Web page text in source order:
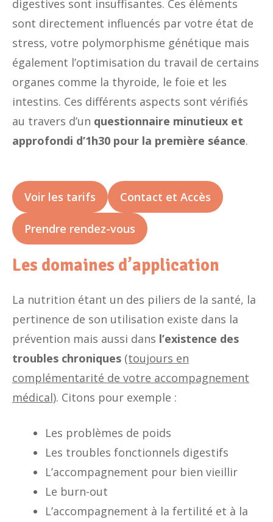
digestives sont insuffisantes. Ces éléments
sont directement influencés par votre état de
stress, votre polymorphisme génétique mais
également l’optimisation du travail de certains
organes comme la thyroide, le foie et les
intestins. Ces différents aspects sont vérifiés
au travers d’un questionnaire minutieux et
approfondi d’1h30 pour la première séance.
Voir les tarifs Contact et Accès
Prendre rendez-vous
Les domaines d’application
La nutrition étant un des piliers de la santé, la
pertinence de son utilisation existe dans la
prévention mais aussi dans l’existence des
troubles chroniques (toujours en
complémentarité de votre accompagnement
médical). Citons pour exemple :
Les problèmes de poids
Les troubles fonctionnels digestifs
L’accompagnement pour bien vieillir
Le burn-out
L’accompagnement à la fertilité et à la